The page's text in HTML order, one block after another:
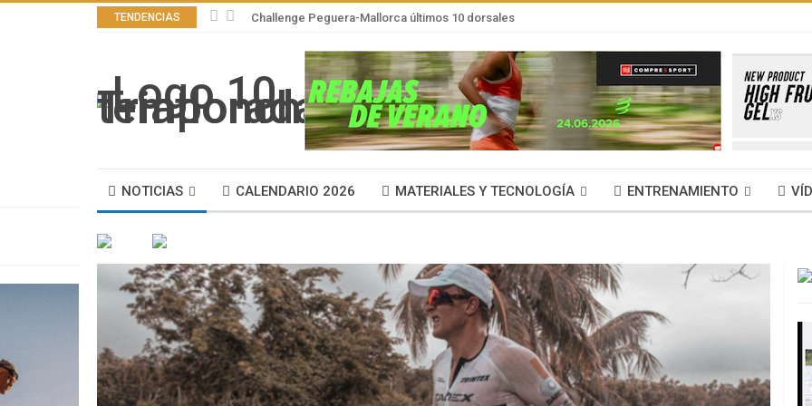
TENDENCIAS Challenge Peguera-Mallorca últimos 10 dorsales
NOTICIAS CALENDARIO 2026 MATERIALES Y TECNOLOGÍA ENTRENAMIENTO